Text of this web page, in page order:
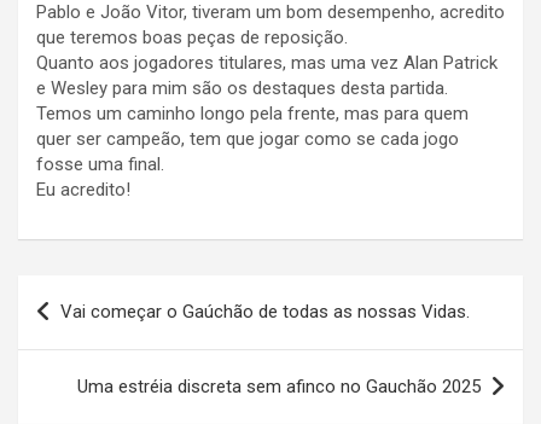
Pablo e João Vitor, tiveram um bom desempenho, acredito
que teremos boas peças de reposição.
Quanto aos jogadores titulares, mas uma vez Alan Patrick
e Wesley para mim são os destaques desta partida.
Temos um caminho longo pela frente, mas para quem
quer ser campeão, tem que jogar como se cada jogo
fosse uma final.
Eu acredito!
Navegação
de
Post
Vai começar o Gaúchão de todas as nossas Vidas.
Uma estréia discreta sem afinco no Gauchão 2025